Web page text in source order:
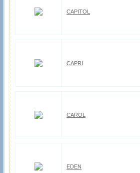
CAPITOL
CAPRI
CAROL
EDEN